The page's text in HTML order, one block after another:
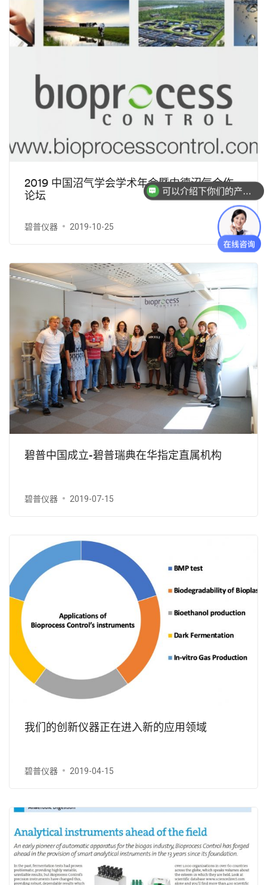
2019 中国沼气学会学术年会暨中德沼气合作
论坛
碧普仪器 2019-10-25
碧普中国成立-碧普瑞典在华指定直属机构
碧普仪器 2019-07-15
我们的创新仪器正在进入新的应用领域
碧普仪器 2019-04-15
你们是怎么收费的呢？